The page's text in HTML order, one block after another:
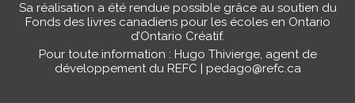
Sa réalisation a été rendue possible grâce au soutien du
Fonds des livres canadiens pour les écoles en Ontario
d’Ontario Créatif.
Pour toute information : Hugo Thivierge, agent de
développement du REFC | pedago@refc.ca